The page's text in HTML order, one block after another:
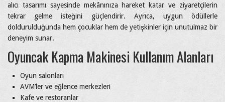
alıcı tasarımı sayesinde mekânınıza hareket katar ve ziyaretçilerin
tekrar gelme isteğini güçlendirir. Ayrıca, uygun ödüllerle
doldurulduğunda hem çocuklar hem de yetişkinler için unutulmaz bir
deneyim sunar.
Oyuncak Kapma Makinesi Kullanım Alanları
Oyun salonları
AVM’ler ve eğlence merkezleri
Kafe ve restoranlar